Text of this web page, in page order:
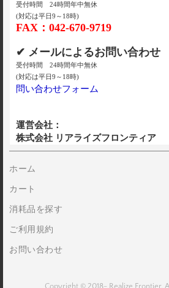
受付時間 24時間年中無休
(対応は平日9～18時)
FAX：042-670-9719
✔ メールによるお問い合わせ
受付時間 24時間年中無休
(対応は平日9～18時)
問い合わせフォーム
運営会社：
株式会社 リアライズフロンティア
ホーム
カート
消耗品を探す
ご利用規約
お問い合わせ
Copyright © 2018- Realize Frontier.